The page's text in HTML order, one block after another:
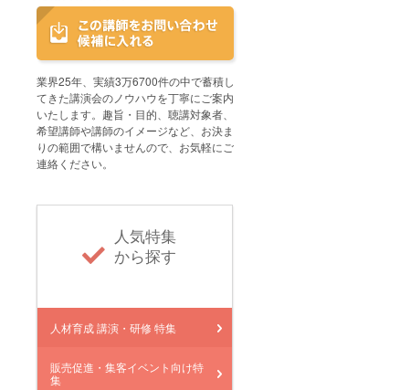
業界25年、実績3万6700件の中で蓄積し
てきた講演会のノウハウを丁寧にご案内
いたします。趣旨・目的、聴講対象者、
希望講師や講師のイメージなど、お決ま
りの範囲で構いませんので、お気軽にご
連絡ください。
人気特集
から探す
人材育成 講演・研修 特集
販売促進・集客イベント向け特
集